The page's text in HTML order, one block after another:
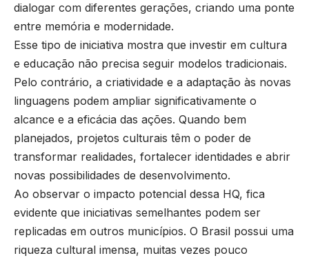
dialogar com diferentes gerações, criando uma ponte
entre memória e modernidade.
Esse tipo de iniciativa mostra que investir em cultura
e educação não precisa seguir modelos tradicionais.
Pelo contrário, a criatividade e a adaptação às novas
linguagens podem ampliar significativamente o
alcance e a eficácia das ações. Quando bem
planejados, projetos culturais têm o poder de
transformar realidades, fortalecer identidades e abrir
novas possibilidades de desenvolvimento.
Ao observar o impacto potencial dessa HQ, fica
evidente que iniciativas semelhantes podem ser
replicadas em outros municípios. O Brasil possui uma
riqueza cultural imensa, muitas vezes pouco